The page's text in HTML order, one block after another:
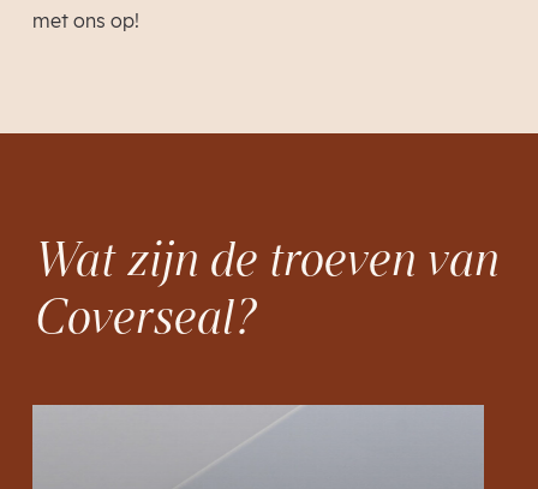
met ons op!
Wat zijn de troeven van
Coverseal?